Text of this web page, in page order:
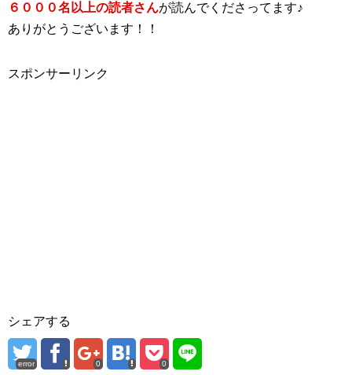
６０００名以上の読者さんが読んでくださってます♪
ありがとうございます！！
スポンサーリンク
シェアする
error 0 0